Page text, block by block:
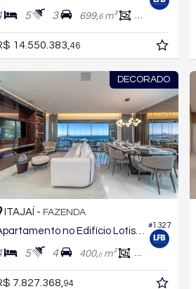
5 3 699,6m² 415,
14.550.383, 46
DECORADO
#1.327
ITAJAÍ - FAZENDA
Apartamento no Edifício Lotisa Skyline
5 4 400,0m² 218,
7.827.368, 94